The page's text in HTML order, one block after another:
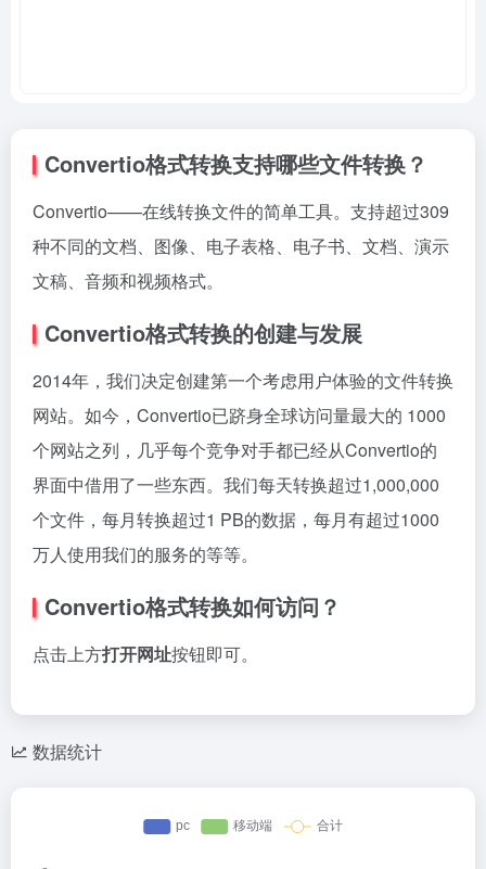
Convertio格式转换支持哪些文件转换？
Convertio­——在线转换文件的简单工具。支持超过309
种不同的文档、图像、电子表格、电子书、文档、演示
文稿、音频和视频格式。
Convertio格式转换的创建与发展
2014年，我们决定创建第一个考虑用户体验的文件转换
网站。如今，Convertio已跻身全球访问量最大的 1000
个网站之列，几乎每个竞争对手都已经从Convertio的
界面中借用了一些东西。我们每天转换超过1,000,000
个文件，每月转换超过1 PB的数据，每月有超过1000
万人使用我们的服务的等等。
Convertio格式转换如何访问？
点击上方打开网址按钮即可。
数据统计